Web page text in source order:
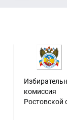
комиссия
Ростовской